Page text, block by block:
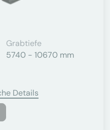
Grabtiefe
5740 - 10670 mm
Details